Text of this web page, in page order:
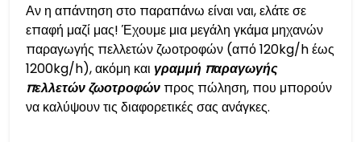
Αν η απάντηση στο παραπάνω είναι ναι, ελάτε σε
επαφή μαζί μας! Έχουμε μια μεγάλη γκάμα μηχανών
παραγωγής πελλετών ζωοτροφών (από 120kg/h έως
1200kg/h), ακόμη και γραμμή παραγωγής
πελλετών ζωοτροφών προς πώληση, που μπορούν
να καλύψουν τις διαφορετικές σας ανάγκες.